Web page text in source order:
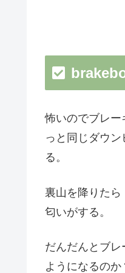
怖いのでブレー
っと同じダウ
る。
裏山を降りた
匂いがする。
だんだんとブ
ようになるのか